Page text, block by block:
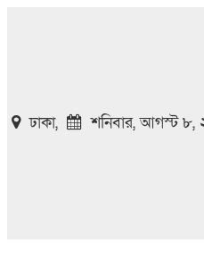
ঢাকা, শনিবার, আগস্ট ৮,